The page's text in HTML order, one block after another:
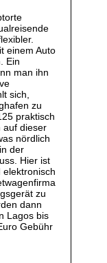
einem Auto
Ein
man ihn
sich,
zu
praktisch
auf dieser
nördlich
der
Hier ist
zu
dann
Lagos bis
Gebühr